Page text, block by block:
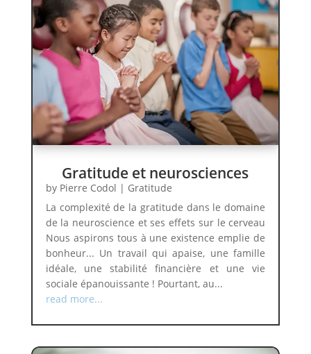
Gratitude et neurosciences
by Pierre Codol | Gratitude
La complexité de la gratitude dans le domaine
de la neuroscience et ses effets sur le cerveau
Nous aspirons tous à une existence emplie de
bonheur... Un travail qui apaise, une famille
idéale, une stabilité financière et une vie
sociale épanouissante ! Pourtant, au...
read more...